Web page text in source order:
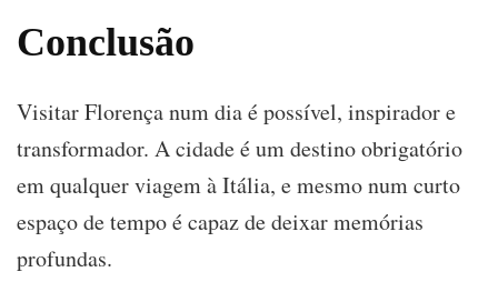
Conclusão
Visitar Florença num dia é possível, inspirador e
transformador. A cidade é um destino obrigatório
em qualquer viagem à Itália, e mesmo num curto
espaço de tempo é capaz de deixar memórias
profundas.